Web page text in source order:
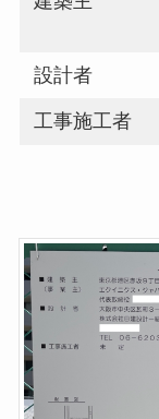
設計者
工事施工者